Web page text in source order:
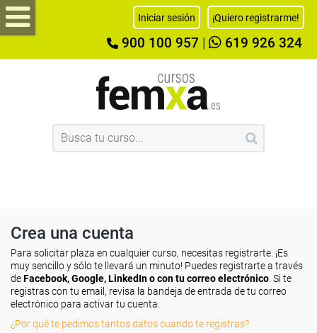
Iniciar sesión ¡Quiero registrarme!
900 100 957 619 926 324
Crea una cuenta
Para solicitar plaza en cualquier curso, necesitas registrarte. ¡Es
muy sencillo y sólo te llevará un minuto! Puedes registrarte a través
deFacebook, Google, LinkedIn o con tu correo electrónico . Si te
registras con tu email, revisa la bandeja de entrada de tu correo
electrónico para activar tu cuenta.
¿Por qué te pedimos tantos datos cuando te registras?